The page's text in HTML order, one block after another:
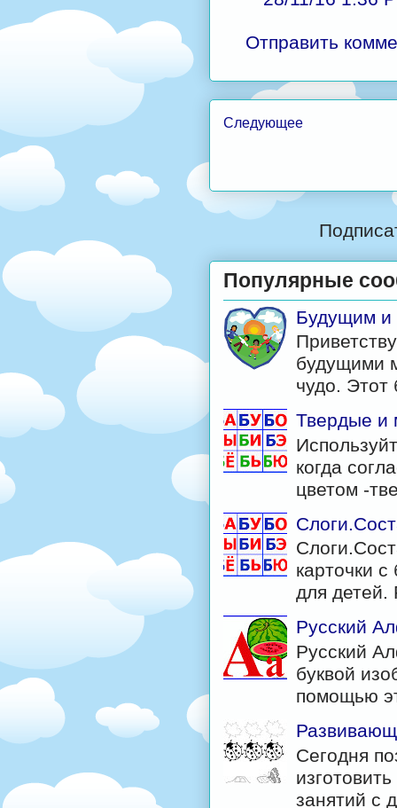
Отправить
Следующее
Популярные
Будущим и
будущими
чудо. Этот
Твердые и
когда
цветом -
карточки
для детей.
Русский
Русский
буквой
помощью
Сегодня
занятий с